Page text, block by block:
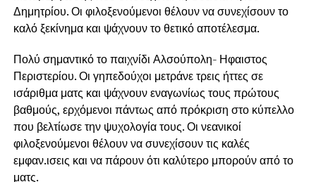
Δημητρίου. Οι φιλοξενούμενοι θέλουν να συνεχίσουν το
καλό ξεκίνημα και ψάχνουν το θετικό αποτέλεσμα.
Πολύ σημαντικό το παιχνίδι Αλσούπολη- Ηφαιστος
Περιστερίου. Οι γηπεδούχοι μετράνε τρεις ήττες σε
ισάριθμα ματς και ψάχνουν εναγωνίως τους πρώτους
βαθμούς, ερχόμενοι πάντως από πρόκριση στο κύπελλο
που βελτίωσε την ψυχολογία τους. Οι νεανικοί
φιλοξενούμενοι θέλουν να συνεχίσουν τις καλές
εμφαν.ισεις και να πάρουν ότι καλύτερο μπορούν από το
ματς.